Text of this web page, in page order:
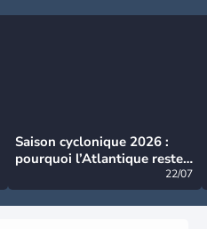
Saison cyclonique 2026 :
pourquoi l’Atlantique reste
22/07